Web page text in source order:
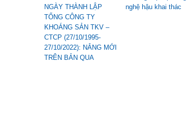
NGÀY THÀNH LẬP
TỔNG CÔNG TY
KHOÁNG SẢN TKV –
CTCP (27/10/1995-
27/10/2022): NẮNG MỚI
TRÊN BẢN QUA
nghệ hậu khai thác